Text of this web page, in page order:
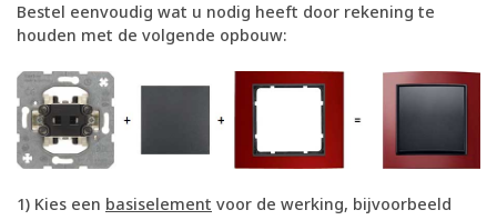
Bestel eenvoudig wat u nodig heeft door rekening te
houden met de volgende opbouw:
1) Kies een basiselement voor de werking, bijvoorbeeld